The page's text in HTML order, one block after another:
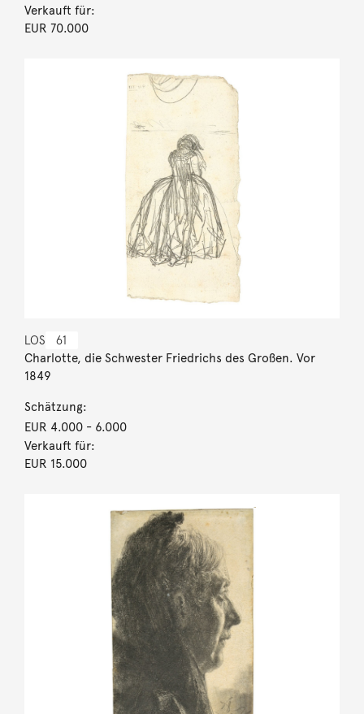
Verkauft für:
EUR 70.000
LOS 61
Charlotte, die Schwester Friedrichs des Großen. Vor
1849
Schätzung:
EUR 4.000- 6.000
Verkauft für:
EUR 15.000